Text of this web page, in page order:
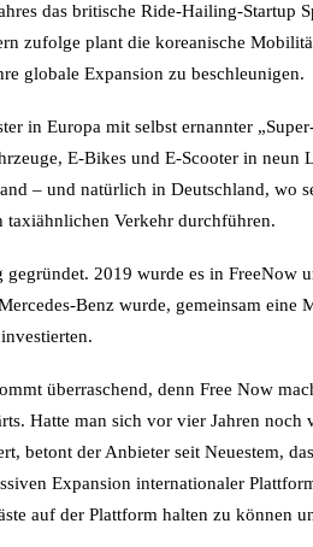
das britische Ride-Hailing-Startup
zufolge plant die koreanische
globale Expansion zu beschleunigen.
in Europa mit selbst ernannter
E-Bikes und E-Scooter in neun
– und natürlich in Deutschland, wo
Verkehr durchführen.
2019 wurde es in FreeNow
Benz wurde, gemeinsam eine
überraschend, denn Free Now
Hatte man sich vor vier Jahren noch
betont der Anbieter seit Neuestem,
Expansion internationaler
auf der Plattform halten zu können